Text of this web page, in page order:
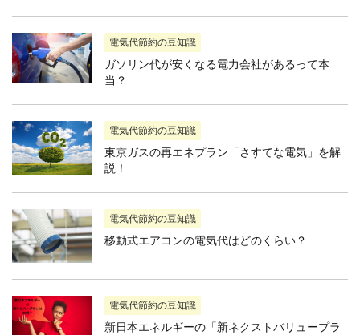
電気代節約の豆知識
ガソリン代が安くなる電力会社があるって本
当？
電気代節約の豆知識
東京ガスの再エネプラン「さすてな電気」を解
説！
電気代節約の豆知識
移動式エアコンの電気代はどのくらい？
電気代節約の豆知識
新日本エネルギーの「新ネクストバリュープラ